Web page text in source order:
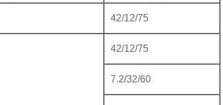
42/12/75
42/12/75
7.2/32/60